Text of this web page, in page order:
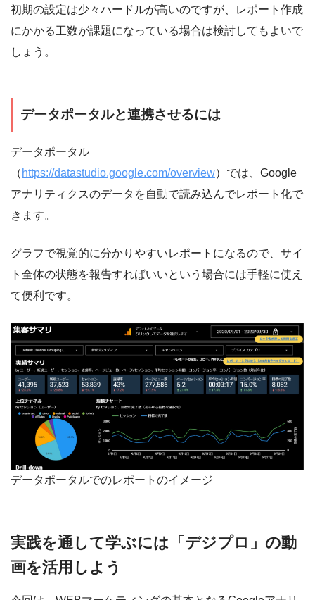
初期の設定は少々ハードルが高いのですが、レポート作成
にかかる工数が課題になっている場合は検討してもよいで
しょう。
データポータルと連携させるには
データポータル
（ https://datastudio.google.com/overview）では、Google
アナリティクスのデータを自動で読み込んでレポート化で
きます。
グラフで視覚的に分かりやすいレポートになるので、サイ
ト全体の状態を報告すればいいという場合には手軽に使え
て便利です。
データポータルでのレポートのイメージ
実践を通して学ぶには「デジプロ」の動
画を活用しよう